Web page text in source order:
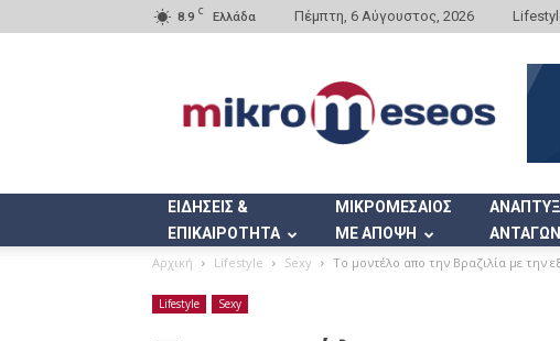
8.9 C Ελλάδα Πέμπτη, 6 Αύγουστος, 2026
ΕΙΔΗΣΕΙΣ &
ΕΠΙΚΑΙΡΟΤΗΤΑ
ΜΙΚΡΟΜΕΣΑΙΟΣ
ΜΕ ΑΠΟΨΗ
Αρχική Lifestyle Sexy Το μοντέλο απο την Βραζιλία με την
Lifestyle Sexy